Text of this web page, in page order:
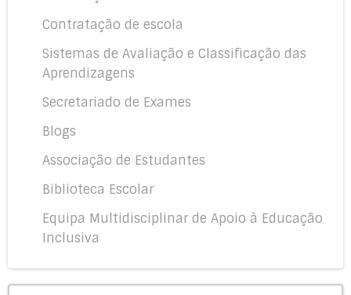
Contratação de escola
Sistemas de Avaliação e Classificação das
Aprendizagens
Secretariado de Exames
Blogs
Associação de Estudantes
Biblioteca Escolar
Equipa Multidisciplinar de Apoio à Educação
Inclusiva